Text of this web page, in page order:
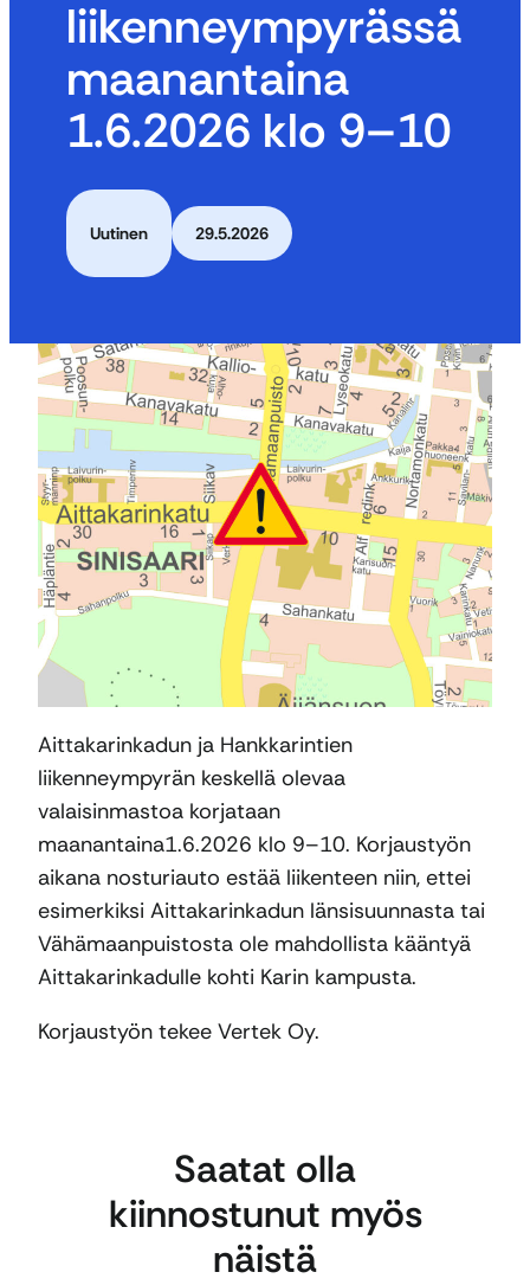
liikenneympyrässä
maanantaina
1.6.2026 klo 9–10
Uutinen 29.5.2026
Aittakarinkadun ja Hankkarintien
liikenneympyrän keskellä olevaa
valaisinmastoa korjataan
maanantaina1.6.2026 klo 9–10. Korjaustyön
aikana nosturiauto estää liikenteen niin, ettei
esimerkiksi Aittakarinkadun länsisuunnasta tai
Vähämaanpuistosta ole mahdollista kääntyä
Aittakarinkadulle kohti Karin kampusta.
Korjaustyön tekee Vertek Oy.
Saatat olla
kiinnostunut myös
näistä